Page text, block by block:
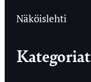
Näköislehti
Kategoriat